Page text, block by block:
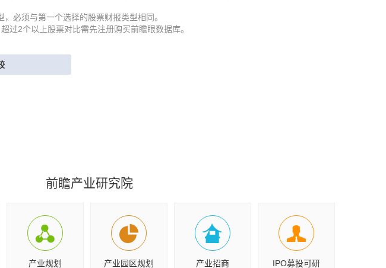
必须与第一个选择的股票财报类型相同。
过2个以上股票对比需先注册购买前瞻眼数据库。
前瞻产业研究院
产业规划 产业园区规划 产业招商 IPO募投可研